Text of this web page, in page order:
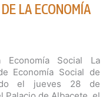
LA ECONOMÍA
Social La
Economía Social de
el jueves 28 de